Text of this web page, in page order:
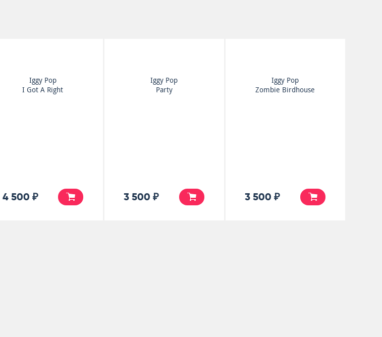
Iggy Pop
I Got A Right
4 500 ₽
Iggy Pop
Party
3 500 ₽
Iggy Pop
Zombie Birdhouse
3 500 ₽